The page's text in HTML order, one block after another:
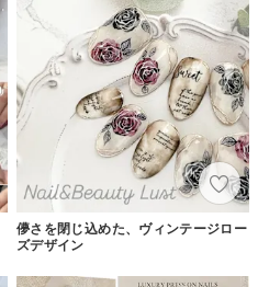
儚さを閉じ込めた、ヴィンテージロー
ズデザイン